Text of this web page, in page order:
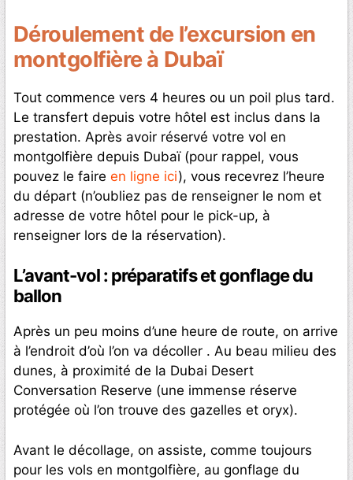
Déroulement de l’excursion en
montgolfière à Dubaï
Tout commence vers 4 heures ou un poil plus tard.
Le transfert depuis votre hôtel est inclus dans la
prestation. Après avoir réservé votre vol en
montgolfière depuis Dubaï (pour rappel, vous
pouvez le faire en ligne ici), vous recevrez l’heure
du départ (n’oubliez pas de renseigner le nom et
adresse de votre hôtel pour le pick-up, à
renseigner lors de la réservation).
L’avant-vol : préparatifs et gonflage du
ballon
Après un peu moins d’une heure de route, on arrive
à l’endroit d’où l’on va décoller . Au beau milieu des
dunes, à proximité de la Dubai Desert
Conversation Reserve (une immense réserve
protégée où l’on trouve des gazelles et oryx).
Avant le décollage, on assiste, comme toujours
pour les vols en montgolfière, au gonflage du